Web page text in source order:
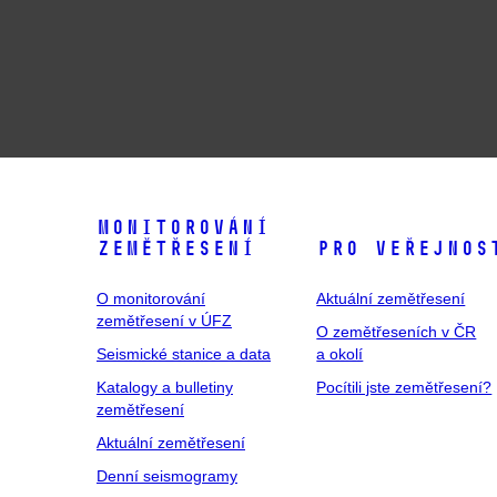
Monitorování
zemětřesení
O monitorování
zemětřesení v ÚFZ
Seismické stanice a data
Katalogy a bulletiny
zemětřesení
Aktuální zemětřesení
Denní seismogramy
Pro
Aktuální zemětřesení
O zemětřeseních v ČR
a okolí
Pocítili jste zemětřesení?